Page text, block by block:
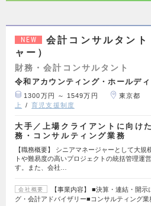
NEW
会計コンサルタン
ャー）
財務・会計コンサルタント
令和アカウンティング・ホールデ
1300万円 ～ 1549万円 東京都
上
育児支援制度
大手／上場クライアントに向け
務・コンサルティング業務
【職務概要】 シニアマネージャーとして大規
トや難易度の高いプロジェクトの統括管理運
す。また、会社…
会社概要
【事業内容】 ■決算・連結・開
グ・会計アドバイザリー■コンサルティング業